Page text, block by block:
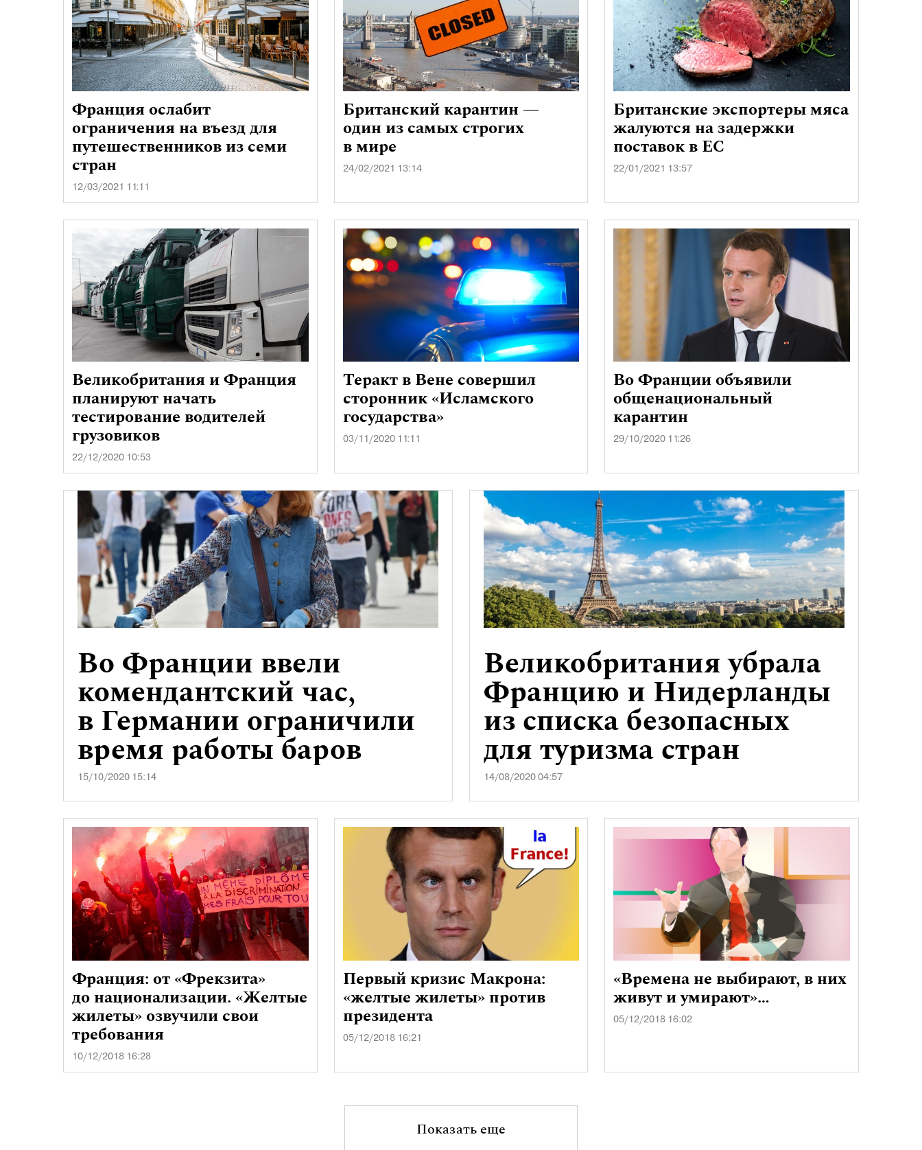
Франция ослабит
ограничения на въезд для
путешественников из семи
стран
12/03/2021 11:11
Британский карантин —
один из самых строгих
в мире
24/02/2021 13:14
Британские экспортеры мяса
жалуются на задержки
поставок в ЕС
22/01/2021 13:57
Великобритания и Франция
планируют начать
тестирование водителей
грузовиков
22/12/2020 10:53
Теракт в Вене совершил
сторонник «Исламского
государства»
03/11/2020 11:11
Во Франции объявили
общенациональный
карантин
29/10/2020 11:26
Во Франции ввели
комендантский час,
в Германии ограничили
время работы баров
15/10/2020 15:14
Великобритания убрала
Францию и Нидерланды
из списка безопасных
для туризма стран
14/08/2020 04:57
Франция: от «Фрекзита»
до национализации. «Желтые
жилеты» озвучили свои
требования
10/12/2018 16:28
Первый кризис Макрона:
«желтые жилеты» против
президента
05/12/2018 16:21
«Времена не выбирают, в них
живут и умирают»…
05/12/2018 16:02
Показать еще